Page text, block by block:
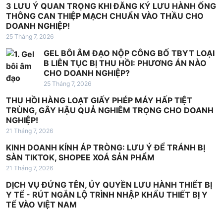
i
ế
t
3 LƯU Ý QUAN TRỌNG KHI ĐĂNG KÝ LƯU HÀNH ỐNG
THÔNG CAN THIỆP MẠCH CHUẨN VÀO THẦU CHO
DOANH NGHIỆP!
25 Tháng 7, 2026
GEL BÔI ÂM ĐẠO NỘP CÔNG BỐ TBYT LOẠI
B LIÊN TỤC BỊ THU HỒI: PHƯƠNG ÁN NÀO
CHO DOANH NGHIỆP?
25 Tháng 7, 2026
THU HỒI HÀNG LOẠT GIẤY PHÉP MÁY HẤP TIỆT
TRÙNG, GÂY HẬU QUẢ NGHIÊM TRỌNG CHO DOANH
NGHIỆP!
21 Tháng 7, 2026
KINH DOANH KÍNH ÁP TRÒNG: LƯU Ý ĐỂ TRÁNH BỊ
SÀN TIKTOK, SHOPEE XOÁ SẢN PHẨM
21 Tháng 7, 2026
DỊCH VỤ ĐỨNG TÊN, ỦY QUYỀN LƯU HÀNH THIẾT BỊ
Y TẾ - RÚT NGẮN LỘ TRÌNH NHẬP KHẨU THIẾT BỊ Y
TẾ VÀO VIỆT NAM